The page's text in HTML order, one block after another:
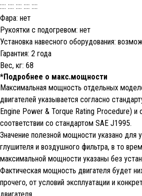
:::: :::: :::: :::: ::::
Фара: нет
Рукоятки с подогревом: нет
Установка навесного оборудования:
Гарантия: 2 года
Вес, кг: 68
*Подробнее о макс.мощности
Максимальная мощность отдельных
двигателей указывается согласно
Engine Power & Torque Rating Procedure) и
соответствии со стандартом SAE J1995.
Значение полезной мощности указано для
глушителя и воздушного фильтра, в то
максимальной мощности указаны без
Фактическая мощность двигателя будет
прочего, от условий эксплуатации и